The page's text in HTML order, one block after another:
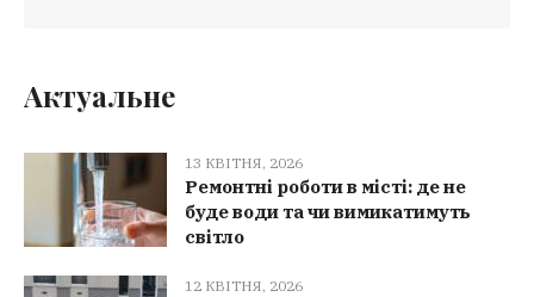
Актуальне
13 КВІТНЯ, 2026
Ремонтні роботи в місті: де не
буде води та чи вимикатимуть
світло
12 КВІТНЯ, 2026